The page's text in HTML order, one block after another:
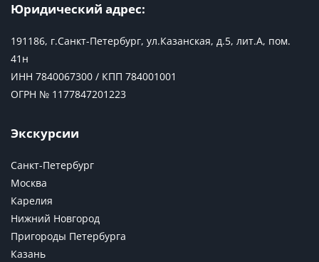
Юридический адрес:
191186, г.Санкт-Петербург, ул.Казанская, д.5, лит.А, пом.
41н
ИНН 7840067300 / КПП 784001001
ОГРН № 1177847201223
Экскурсии
Санкт-Петербург
Москва
Карелия
Нижний Новгород
Пригороды Петербурга
Казань